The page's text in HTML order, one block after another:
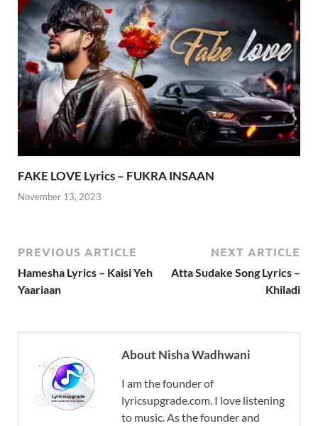
FAKE LOVE Lyrics – FUKRA INSAAN
November 13, 2023
PREVIOUS ARTICLE
Hamesha Lyrics – Kaisi Yeh
Yaariaan
NEXT ARTICLE
Atta Sudake Song Lyrics –
Khiladi
About Nisha Wadhwani
I am the founder of
lyricsupgrade.com. I love listening
to music. As the founder and